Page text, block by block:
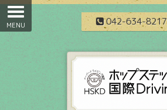
042-634-8217